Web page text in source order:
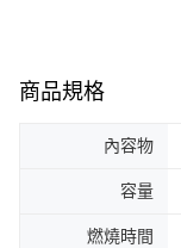
商品規格
內容物
容量
燃燒時間